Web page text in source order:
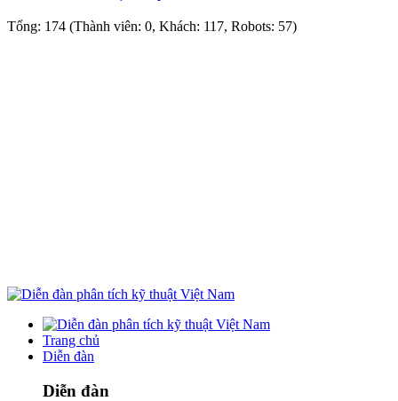
Tổng: 174 (Thành viên: 0, Khách: 117, Robots: 57)
Trang chủ
Diễn đàn
Diễn đàn